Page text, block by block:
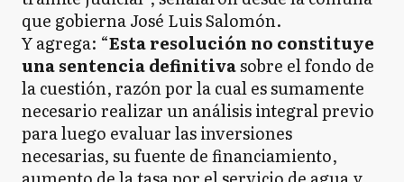
que gobierna José Luis Salomón.
Y agrega: “Esta resolución no constituye
una sentencia definitivasobre el fondo de
la cuestión, razón por la cual es sumamente
necesario realizar un análisis integral previo
para luego evaluar las inversiones
necesarias, su fuente de financiamiento,